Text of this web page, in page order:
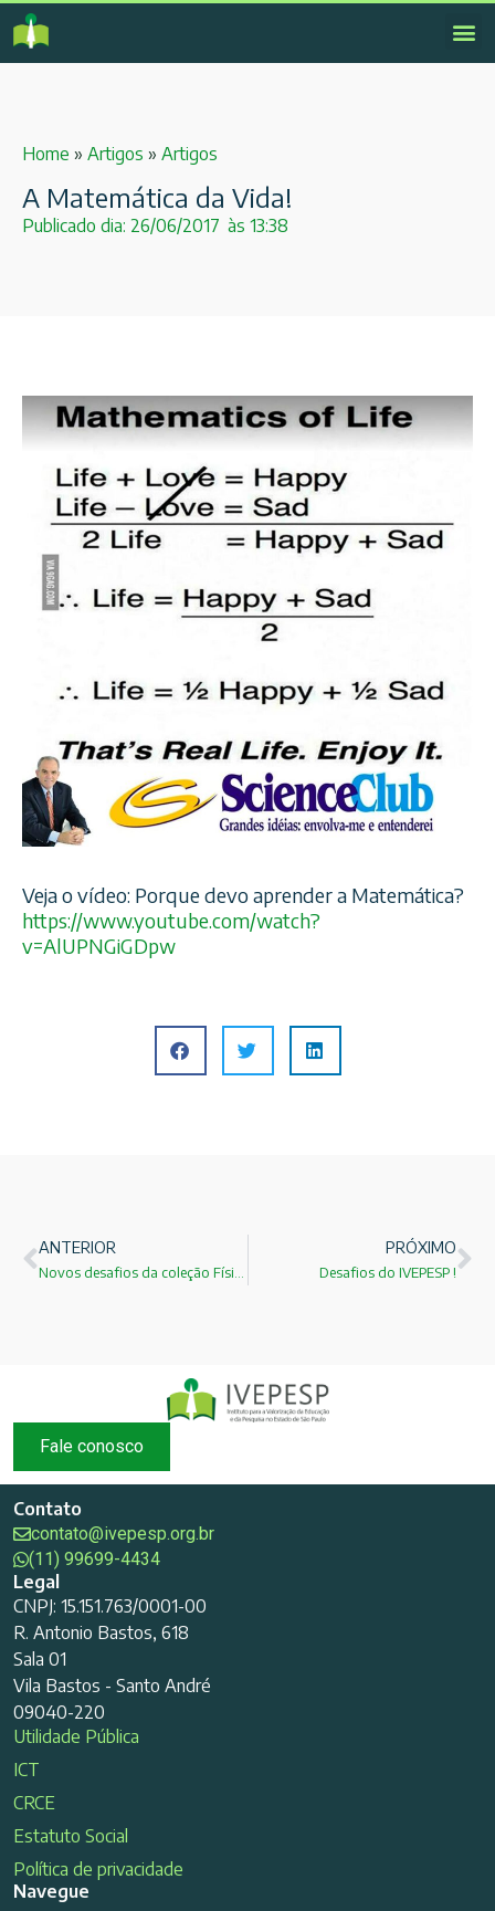
Home » Artigos » Artigos
A Matemática da Vida!
Publicado dia: 26/06/2017 às 13:38
Veja o vídeo: Porque devo aprender a Matemática?
https://www.youtube.com/watch?
v=AlUPNGiGDpw
ANTERIOR PRÓXIMO
Desafios do IVEPESP !
Fale conosco
Contato
contato@ivepesp.org.br
(11) 99699-4434
Legal
CNPJ: 15.151.763/0001-00
R. Antonio Bastos, 618
Sala 01
Vila Bastos - Santo André
09040-220
Utilidade Pública
ICT
CRCE
Estatuto Social
Política de privacidade
Navegue